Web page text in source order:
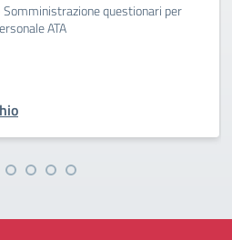
questionari per
ATA